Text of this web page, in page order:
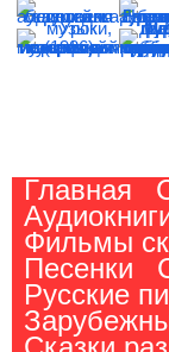
Главная
Фильмы
Песенки
Русские